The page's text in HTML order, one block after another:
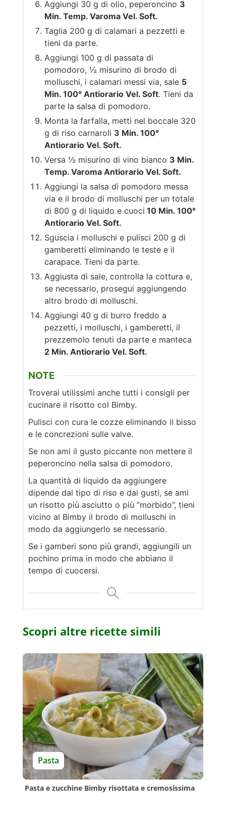
Aggiungi 30 g di olio, peperoncino 3
Min. Temp. Varoma Vel. Soft.
Taglia 200 g di calamari a pezzetti e
tieni da parte.
Aggiungi 100 g di passata di
pomodoro, ½ misurino di brodo di
molluschi, i calamari messi via, sale 5
Min. 100° Antiorario Vel. Soft. Tieni da
parte la salsa di pomodoro.
Monta la farfalla, metti nel boccale 320
g di riso carnaroli 3 Min. 100°
Antiorario Vel. Soft.
Versa ½ misurino di vino bianco 3 Min.
Temp. Varoma Antiorario Vel. Soft.
Aggiungi la salsa di pomodoro messa
via e il brodo di molluschi per un totale
di 800 g di liquido e cuoci 10 Min. 100°
Antiorario Vel. Soft.
Sguscia i molluschi e pulisci 200 g di
gamberetti eliminando le teste e il
carapace. Tieni da parte.
Aggiusta di sale, controlla la cottura e,
se necessario, prosegui aggiungendo
altro brodo di molluschi.
Aggiungi 40 g di burro freddo a
pezzetti, i molluschi, i gamberetti, il
prezzemolo tenuti da parte e manteca
2 Min. Antiorario Vel. Soft.
NOTE
Troverai utilissimi anche tutti i consigli per
cucinare il risotto col Bimby.
Pulisci con cura le cozze eliminando il bisso
e le concrezioni sulle valve.
Se non ami il gusto piccante non mettere il
peperoncino nella salsa di pomodoro.
La quantità di liquido da aggiungere
dipende dal tipo di riso e dai gusti, se ami
un risotto più asciutto o più “morbido”, tieni
vicino al Bimby il brodo di molluschi in
modo da aggiungerlo se necessario.
Se i gamberi sono più grandi, aggiungili un
pochino prima in modo che abbiano il
tempo di cuocersi.
Scopri altre ricette simili
Pasta
Pasta e zucchine Bimby risottata e cremosissima